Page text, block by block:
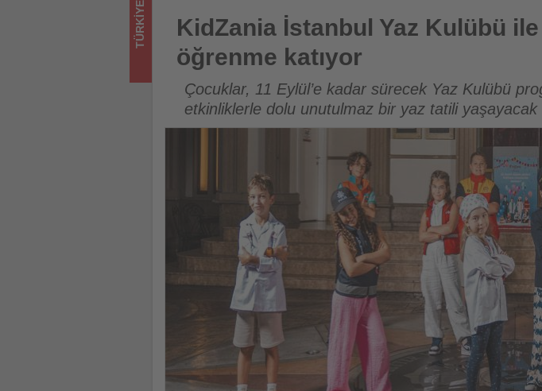
KidZania İstanbul Yaz Kulübü ile yaz tatiline eğlence ve
TÜRKIYE
KidZania İstanbul Yaz Kulübü
öğrenme katıyor
Çocuklar, 11 Eylül’e kadar sürecek Yaz Kulübü
etkinliklerle dolu unutulmaz bir yaz tatili yaşayacak